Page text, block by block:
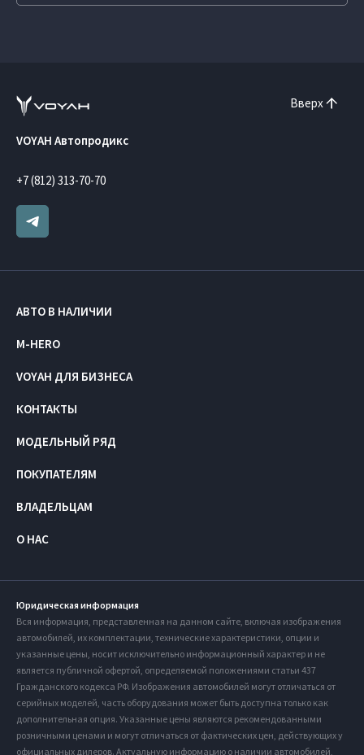
Вверх
VOYAH Автопродикс
+7 (812) 313-70-70
АВТО В НАЛИЧИИ
M-HERO
VOYAH ДЛЯ БИЗНЕСА
КОНТАКТЫ
МОДЕЛЬНЫЙ РЯД
ПОКУПАТЕЛЯМ
ВЛАДЕЛЬЦАМ
О НАС
Юридическая информация
Вся информация, представленная на данном сайте, включая изображения
автомобилей, их комплектации, технические характеристики, опции и
указанные цены, носит исключительно информационный характер и не
является публичной офертой, определяемой положениями статьи 437
Гражданского кодекса РФ. Изображения автомобилей могут отличаться от
серийных моделей, часть оборудования может быть доступна только как
дополнительная опция. Указанные цены являются рекомендованными
розничными ценами и могут отличаться от фактических цен, действующих у
официальных дилеров. Актуальную информацию о наличии автомобилей,